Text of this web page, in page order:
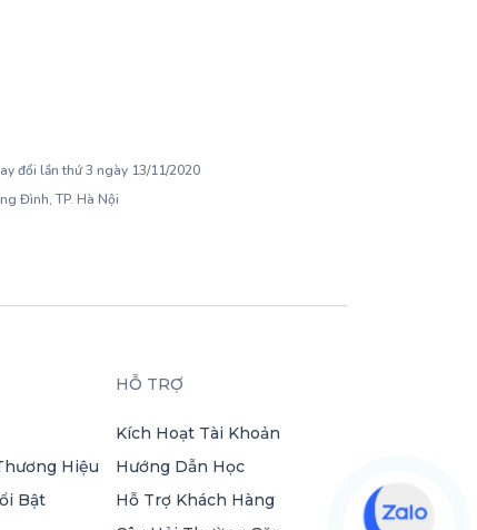
đổi lần thứ 3 ngày 13/11/2020
Đình, TP. Hà Nội
Hiệu
Bật
HỖ TRỢ
Kích Hoạt Tài Khoản
Hướng Dẫn Học
Hỗ Trợ Khách Hàng